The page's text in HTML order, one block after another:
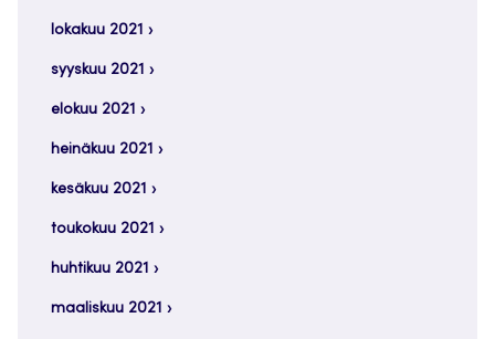
lokakuu 2021
syyskuu 2021
elokuu 2021
heinäkuu 2021
kesäkuu 2021
toukokuu 2021
huhtikuu 2021
maaliskuu 2021